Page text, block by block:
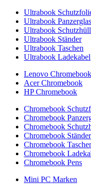
Ultrabook
Ultrabook Panzerglas
Ultrabook
Ultrabook Ständer
Ultrabook Taschen
Ultrabook Ladekabel
Lenovo Chromebook
Acer Chromebook
HP Chromebook
Chromebook
Chromebook
Chromebook
Chromebook Ständer
Chromebook
Chromebook
Chromebook Pens
Mini PC Marken